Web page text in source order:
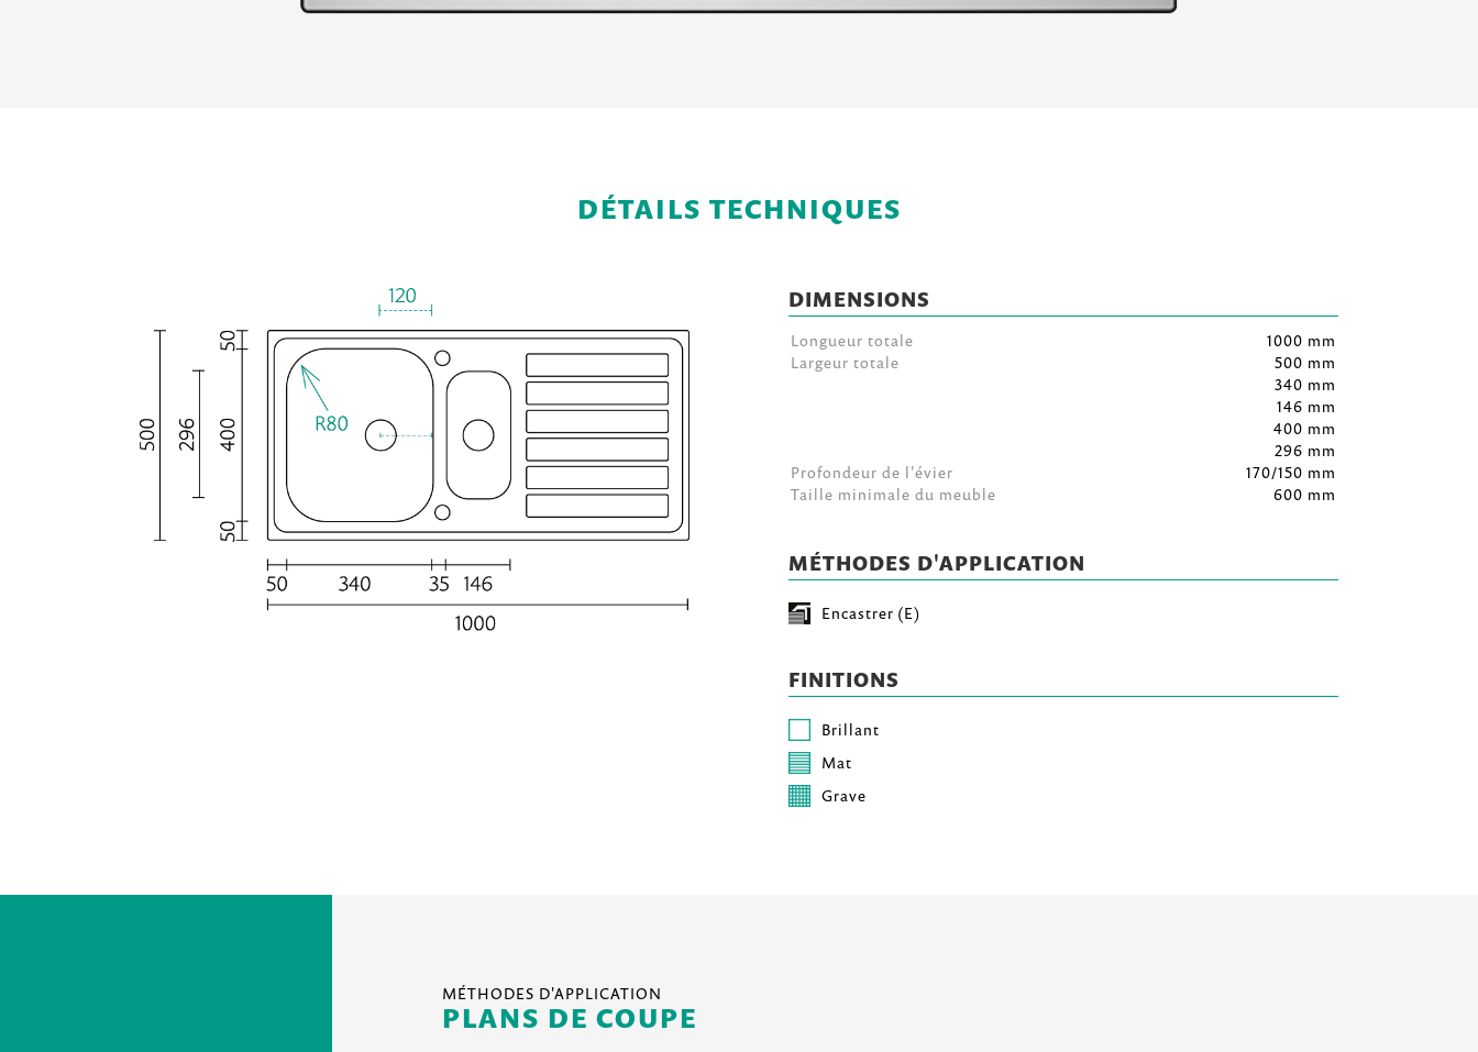
DÉTAILS TECHNIQUES
DIMENSIONS
Longueur totale
1000 mm
Largeur totale
500 mm
340 mm
146 mm
400 mm
296 mm
Profondeur de l'évier
170/150 mm
Taille minimale du meuble
600 mm
MÉTHODES D'APPLICATION
Encastrer (E)
FINITIONS
Brillant
Mat
Grave
MÉTHODES D'APPLICATION
PLANS DE COUPE